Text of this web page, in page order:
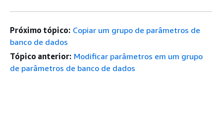
Próximo tópico: Copiar um grupo de parâmetros de
banco de dados
Tópico anterior: Modificar parâmetros em um grupo
de parâmetros de banco de dados